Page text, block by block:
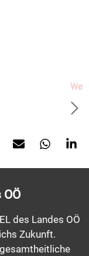
des Landes OÖ
Zukunft.